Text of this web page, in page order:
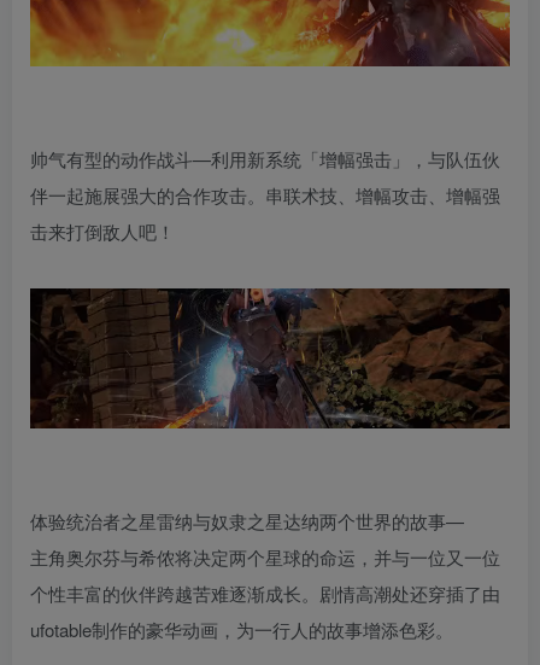
帅气有型的动作战斗—利用新系统「增幅强击」，与队伍伙
伴一起施展强大的合作攻击。串联术技、增幅攻击、增幅强
击来打倒敌人吧！
体验统治者之星雷纳与奴隶之星达纳两个世界的故事—
主角奥尔芬与希侬将决定两个星球的命运，并与一位又一位
个性丰富的伙伴跨越苦难逐渐成长。剧情高潮处还穿插了由
ufotable制作的豪华动画，为一行人的故事增添色彩。